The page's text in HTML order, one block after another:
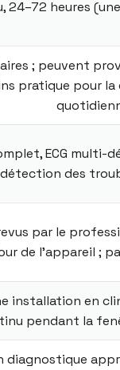
24–72 heures
; peuvent
pratique pour
ECG multi-
des
par le
de l’appareil ;
installation en
pendant la
diagnostique